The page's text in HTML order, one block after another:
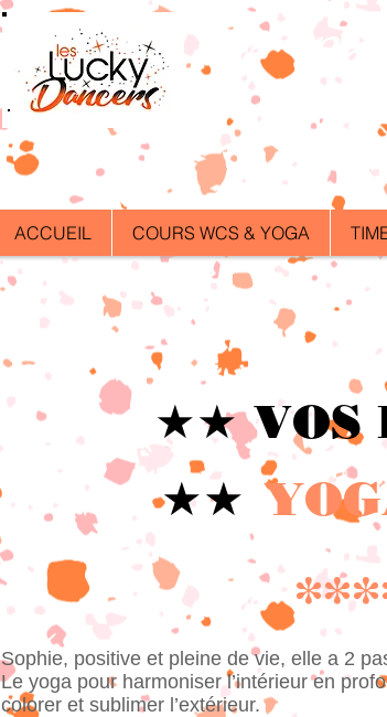
ACCUEIL COURS WCS & YOGA
★★ VOS
★★
Sophie, positive et pleine de vie, elle a 2
Le yoga pour harmoniser l’intérieur en
colorer et sublimer l’extérieur.